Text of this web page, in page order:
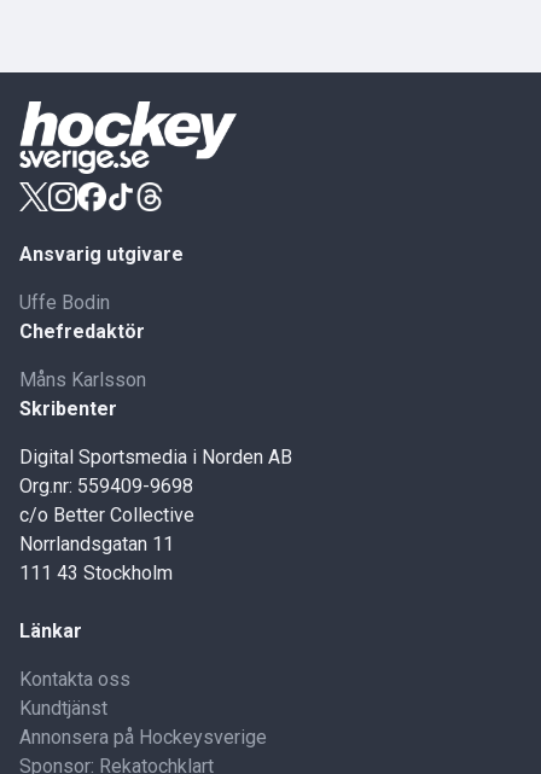
Ansvarig utgivare
Uffe Bodin
Chefredaktör
Måns Karlsson
Skribenter
Digital Sportsmedia i Norden AB
Org.nr: 559409-9698
c/o Better Collective
Norrlandsgatan 11
111 43 Stockholm
Länkar
Kontakta oss
Kundtjänst
Annonsera på Hockeysverige
Sponsor: Rekatochklart